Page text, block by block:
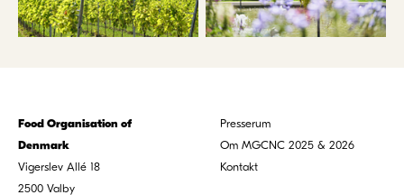
Food Organisation of
Denmark
Vigerslev Allé 18
2500 Valby
Presserum
Om MGCNC 2025 & 2026
Kontakt